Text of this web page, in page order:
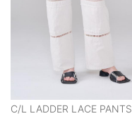
C/L LADDER LACE PANTS